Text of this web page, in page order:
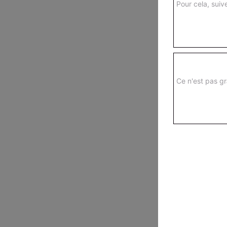
Pour cela,
Ce n'est pas